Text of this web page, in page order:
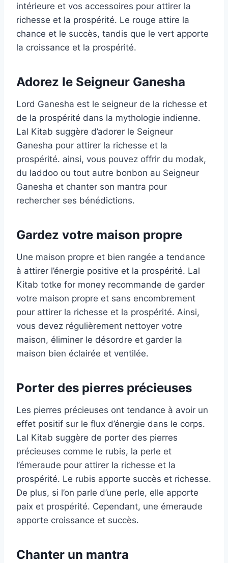
intérieure et vos accessoires pour attirer la
richesse et la prospérité. Le rouge attire la
chance et le succès, tandis que le vert apporte
la croissance et la prospérité.
Adorez le Seigneur Ganesha
Lord Ganesha est le seigneur de la richesse et
de la prospérité dans la mythologie indienne.
Lal Kitab suggère d’adorer le Seigneur
Ganesha pour attirer la richesse et la
prospérité. ainsi, vous pouvez offrir du modak,
du laddoo ou tout autre bonbon au Seigneur
Ganesha et chanter son mantra pour
rechercher ses bénédictions.
Gardez votre maison propre
Une maison propre et bien rangée a tendance
à attirer l’énergie positive et la prospérité. Lal
Kitab totke for money recommande de garder
votre maison propre et sans encombrement
pour attirer la richesse et la prospérité. Ainsi,
vous devez régulièrement nettoyer votre
maison, éliminer le désordre et garder la
maison bien éclairée et ventilée.
Porter des pierres précieuses
Les pierres précieuses ont tendance à avoir un
effet positif sur le flux d’énergie dans le corps.
Lal Kitab suggère de porter des pierres
précieuses comme le rubis, la perle et
l’émeraude pour attirer la richesse et la
prospérité. Le rubis apporte succès et richesse.
De plus, si l’on parle d’une perle, elle apporte
paix et prospérité. Cependant, une émeraude
apporte croissance et succès.
Chanter un mantra